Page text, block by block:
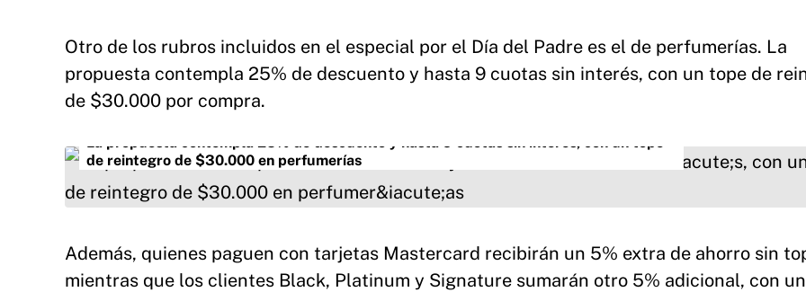
Otro de los rubros incluidos en el especial por el Día del Padre es el de perfumerías. La
propuesta contempla 25% de descuento y hasta 9 cuotas sin interés, con un tope de
de $30.000 por compra.
La propuesta contempla 25% de descuento y hasta 9 cuotas sin interés, con un tope
de reintegro de $30.000 en perfumerías
Además, quienes paguen con tarjetas Mastercard recibirán un 5% extra de ahorro sin
mientras que los clientes Black, Platinum y Signature sumarán otro 5% adicional, con un